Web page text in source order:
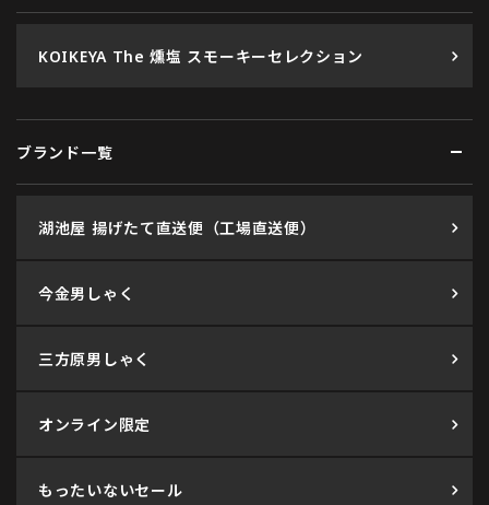
KOIKEYA The 燻塩 スモーキーセレクション
ブランド一覧
湖池屋 揚げたて直送便（工場直送便）
今金男しゃく
三方原男しゃく
オンライン限定
もったいないセール